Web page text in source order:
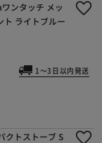
ンタッチ メッ
ト ライトブルー
1～3日以内発送
クトストーブ S